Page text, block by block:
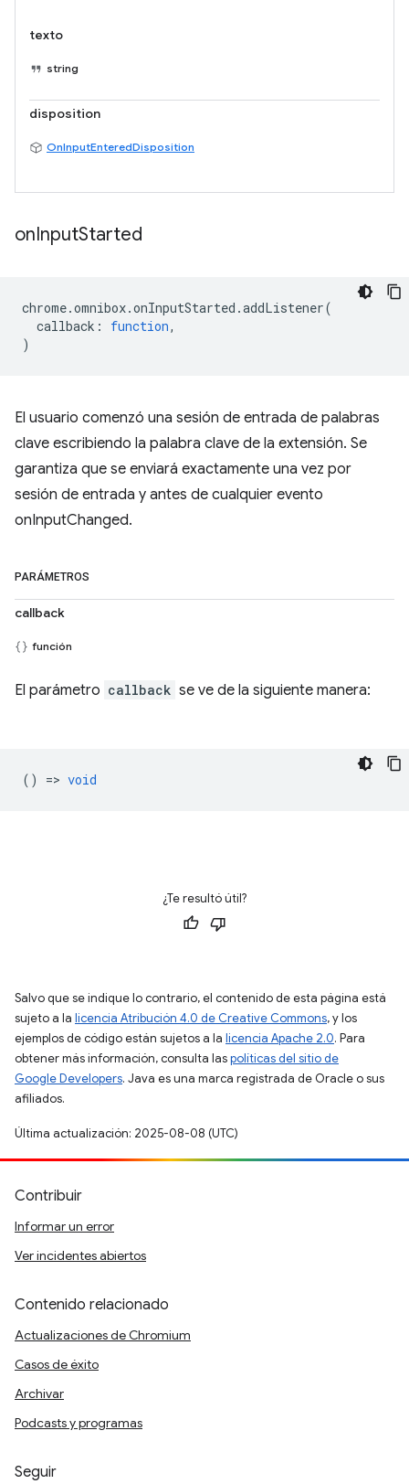
texto
string
disposition
OnInputEnteredDisposition
onInputStarted
chrome.omnibox.onInputStarted .addListener(
callback : function,
)
El usuario comenzó una sesión de entrada de palabras
clave escribiendo la palabra clave de la extensión. Se
garantiza que se enviará exactamente una vez por
sesión de entrada y antes de cualquier evento
onInputChanged.
PARÁMETROS
callback
función
El parámetro callback se ve de la siguiente manera:
() => void
¿Te resultó útil?
Salvo que se indique lo contrario, el contenido de esta página está
sujeto a la licencia Atribución 4.0 de Creative Commons, y los
ejemplos de código están sujetos a la licencia Apache 2.0. Para
obtener más información, consulta laspolíticas del sitio de
Google Developers. Java es una marca registrada de Oracle o sus
afiliados.
Última actualización: 2025-08-08 (UTC)
Contribuir
Informar un error
Ver incidentes abiertos
Contenido relacionado
Actualizaciones de Chromium
Casos de éxito
Archivar
Podcasts y programas
Seguir